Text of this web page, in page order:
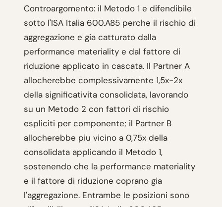
Controargomento: il Metodo 1 e difendibile
sotto l'ISA Italia 600.A85 perche il rischio di
aggregazione e gia catturato dalla
performance materiality e dal fattore di
riduzione applicato in cascata. Il Partner A
allocherebbe complessivamente 1,5x-2x
della significativita consolidata, lavorando
su un Metodo 2 con fattori di rischio
espliciti per componente; il Partner B
allocherebbe piu vicino a 0,75x della
consolidata applicando il Metodo 1,
sostenendo che la performance materiality
e il fattore di riduzione coprano gia
l'aggregazione. Entrambe le posizioni sono